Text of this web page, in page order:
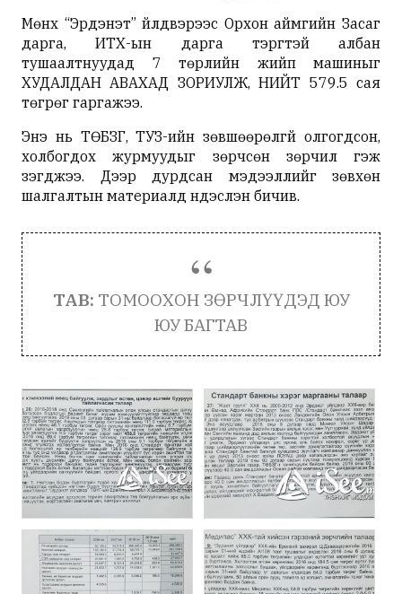
Мөнхүү “Эрдэнэт” үйлдвэрээс Орхон аймгийн Засаг
дарга, ИТХ-ын дарга тэргүүтэй албан
тушаалтнуудад 7 төрлийн жийп машиныг
ХУДАЛДАН АВАХАД ЗОРИУЛЖ, НИЙТ 579.5 сая
төгрөг гаргажээ.
Энэ нь ТӨБЗГ, ТУЗ-ийн зөвшөөрөлгүй олгогдсон,
холбогдох журмуудыг зөрчсөн зөрчил гэж
үзэгджээ. Дээр дурдсан мэдээллийг зөвхөн
шалгалтын материалд үндэслэн бичив.
ТАВ: ТОМООХОН ЗӨРЧЛҮҮДЭД ЮУ
ЮУ БАГТАВ